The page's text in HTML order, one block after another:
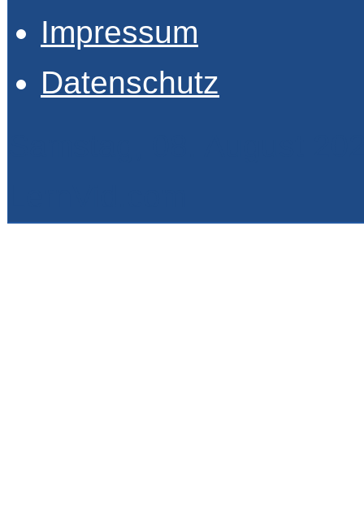
Impressum
Datenschutz